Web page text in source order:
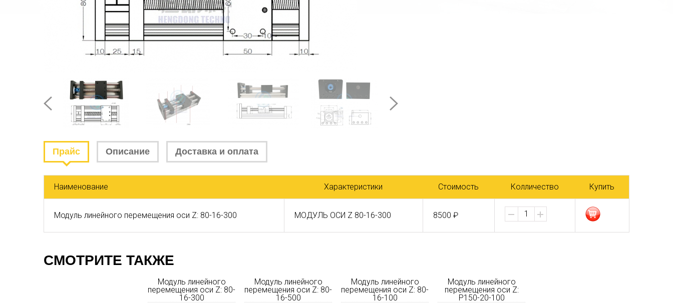
Прайс Описание Доставка и оплата
Наименование Характеристики Стоимость Колличество Купить
Модуль линейного перемещения оси Z: 80-16-300 МОДУЛЬ ОСИ Z 80-16-300 8500 ₽
СМОТРИТЕ ТАКЖЕ
Модуль линейного
перемещения оси Z: 80-
16-300
Модуль линейного
перемещения оси Z: 80-
16-500
Модуль линейного
перемещения оси Z: 80-
16-100
Модуль линейного
перемещения оси Z:
P150-20-100